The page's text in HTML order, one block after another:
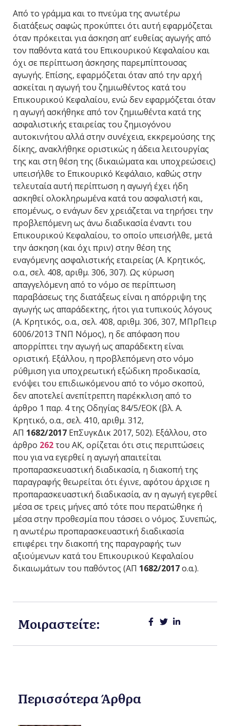
Από το γράμμα και το πνεύμα της ανωτέρω
διατάξεως σαφώς προκύπτει ότι αυτή εφαρμόζεται
όταν πρόκειται για άσκηση απ’ ευθείας αγωγής από
τον παθόντα κατά του Επικουρικού Κεφαλαίου και
όχι σε περίπτωση άσκησης παρεμπίπτουσας
αγωγής. Επίσης, εφαρμόζεται όταν από την αρχή
ασκείται η αγωγή του ζημιωθέντος κατά του
Επικουρικού Κεφαλαίου, ενώ δεν εφαρμόζεται όταν
η αγωγή ασκήθηκε από τον ζημιωθέντα κατά της
ασφαλιστικής εταιρείας του ζημιογόνου
αυτοκινήτου αλλά στην συνέχεια, εκκρεμούσης της
δίκης, ανακλήθηκε οριστικώς η άδεια λειτουργίας
της και στη θέση της (δικαιώματα και υποχρεώσεις)
υπεισήλθε το Επικουρικό Κεφάλαιο, καθώς στην
τελευταία αυτή περίπτωση η αγωγή έχει ήδη
ασκηθεί ολοκληρωμένα κατά του ασφαλιστή και,
επομένως, ο ενάγων δεν χρειάζεται να τηρήσει την
προβλεπόμενη ως άνω διαδικασία έναντι του
Επικουρικού Κεφαλαίου, το οποίο υπεισήλθε, μετά
την άσκηση (και όχι πριν) στην θέση της
εναγόμενης ασφαλιστικής εταιρείας (Α. Κρητικός,
ο.α., σελ. 408, αριθμ. 306, 307). Ως κύρωση
απαγγελόμενη από το νόμο σε περίπτωση
παραβάσεως της διατάξεως είναι η απόρριψη της
αγωγής ως απαράδεκτης, ήτοι για τυπικούς λόγους
(Α. Κρητικός, ο.α., σελ. 408, αριθμ. 306, 307, ΜΠρΠειρ
6006/2013 ΤΝΠ Νόμος), η δε απόφαση που
απορρίπτει την αγωγή ως απαράδεκτη είναι
οριστική. Εξάλλου, η προβλεπόμενη στο νόμο
ρύθμιση για υποχρεωτική εξώδικη προδικασία,
ενόψει του επιδιωκόμενου από το νόμο σκοπού,
δεν αποτελεί ανεπίτρεπτη παρέκκλιση από το
άρθρο 1 παρ. 4 της Οδηγίας 84/5/ΕΟΚ (βλ. Α.
Κρητικό, ο.α., σελ. 410, αριθμ. 312,
ΑΠ 1682/2017 ΕπΣυγκΔικ 2017, 502). Εξάλλου, στο
άρθρο 262του ΑΚ, ορίζεται ότι στις περιπτώσεις
που για να εγερθεί η αγωγή απαιτείται
προπαρασκευαστική διαδικασία, η διακοπή της
παραγραφής θεωρείται ότι έγινε, αφότου άρχισε η
προπαρασκευαστική διαδικασία, αν η αγωγή εγερθεί
μέσα σε τρεις μήνες από τότε που περατώθηκε ή
μέσα στην προθεσμία που τάσσει ο νόμος. Συνεπώς,
η ανωτέρω προπαρασκευαστική διαδικασία
επιφέρει την διακοπή της παραγραφής των
αξιούμενων κατά του Επικουρικού Κεφαλαίου
δικαιωμάτων του παθόντος (ΑΠ 1682/2017ο.α.).
Μοιραστείτε:
Περισσότερα Άρθρα